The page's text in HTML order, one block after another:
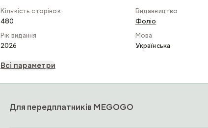
Кількість сторінок
480
Видавництво
Фоліо
Рік видання
2026
Мова
Українська
Всі параметри
Для передплатників MEGOGO